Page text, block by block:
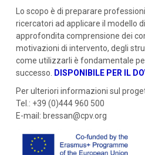
Lo scopo è di preparare
ricercatori ad applicare il modello
approfondita comprensione dei
motivazioni di intervento, degli
come utilizzarli è fondamentale
successo.
DISPONIBILE PER IL
Per ulteriori informazioni sul
Tel.: +39 (0)444 960 500
E-mail: bressan@cpv.org